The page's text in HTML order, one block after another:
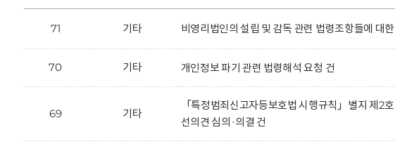
71 기타 비영리법인의 설립 및 감독 관련 법령조항들에 대
70 기타 개인정보 파기 관련 법령해석 요청 건
69 기타
「특정범죄신고자등보호법 시행규칙」별지 제2
선의견 심의·의결 건